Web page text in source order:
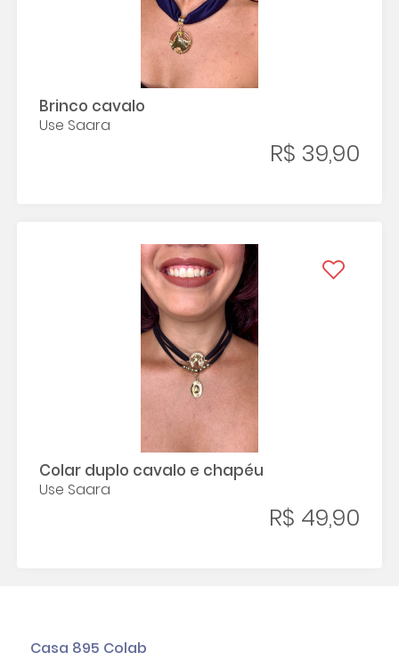
Brinco cavalo
Use Saara
R$ 39,90
Colar duplo cavalo e chapéu
Use Saara
R$ 49,90
Casa 895 Colab